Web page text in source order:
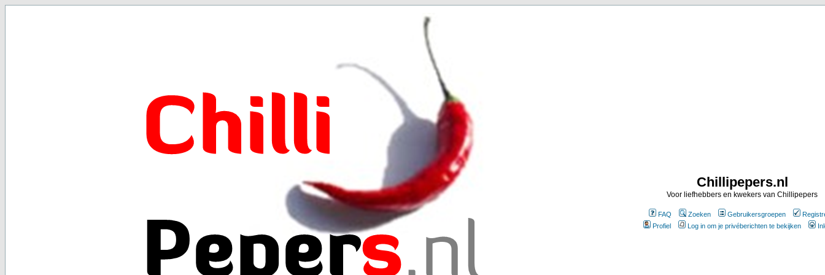
Chillipepers.nl
Voor liefhebbers en kwekers van Chillipepers
FAQ Zoeken Gebruikersgroepen
Profiel
Log in om je privéberichten te bekijken